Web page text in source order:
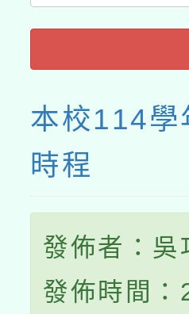
本校114學
時程
發佈者：吳
發佈時間